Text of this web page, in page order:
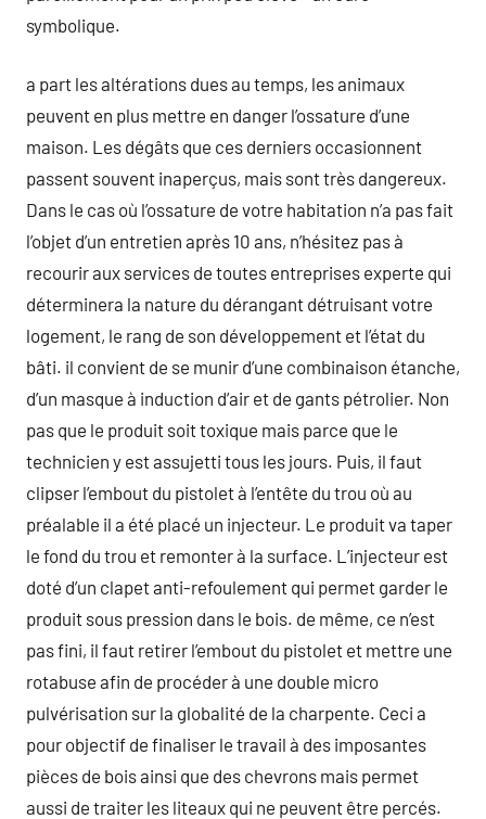
symbolique.
a part les altérations dues au temps, les animaux
peuvent en plus mettre en danger l’ossature d’une
maison. Les dégâts que ces derniers occasionnent
passent souvent inaperçus, mais sont très dangereux.
Dans le cas où l’ossature de votre habitation n’a pas fait
l’objet d’un entretien après 10 ans, n’hésitez pas à
recourir aux services de toutes entreprises experte qui
déterminera la nature du dérangant détruisant votre
logement, le rang de son développement et l’état du
bâti. il convient de se munir d’une combinaison étanche,
d’un masque à induction d’air et de gants pétrolier. Non
pas que le produit soit toxique mais parce que le
technicien y est assujetti tous les jours. Puis, il faut
clipser l’embout du pistolet à l’entête du trou où au
préalable il a été placé un injecteur. Le produit va taper
le fond du trou et remonter à la surface. L’injecteur est
doté d’un clapet anti-refoulement qui permet garder le
produit sous pression dans le bois. de même, ce n’est
pas fini, il faut retirer l’embout du pistolet et mettre une
rotabuse afin de procéder à une double micro
pulvérisation sur la globalité de la charpente. Ceci a
pour objectif de finaliser le travail à des imposantes
pièces de bois ainsi que des chevrons mais permet
aussi de traiter les liteaux qui ne peuvent être percés.